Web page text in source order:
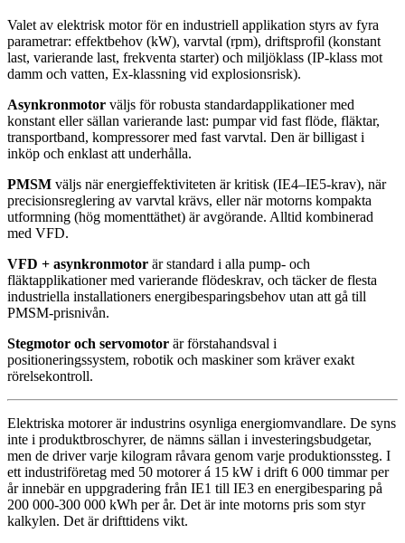
Valet av elektrisk motor för en industriell applikation styrs av fyra
parametrar: effektbehov (kW), varvtal (rpm), driftsprofil (konstant
last, varierande last, frekventa starter) och miljöklass (IP-klass mot
damm och vatten, Ex-klassning vid explosionsrisk).
Asynkronmotor väljs för robusta standardapplikationer med
konstant eller sällan varierande last: pumpar vid fast flöde, fläktar,
transportband, kompressorer med fast varvtal. Den är billigast i
inköp och enklast att underhålla.
PMSM väljs när energieffektiviteten är kritisk (IE4–IE5-krav), när
precisionsreglering av varvtal krävs, eller när motorns kompakta
utformning (hög momenttäthet) är avgörande. Alltid kombinerad
med VFD.
VFD + asynkronmotor är standard i alla pump- och
fläktapplikationer med varierande flödeskrav, och täcker de flesta
industriella installationers energibesparingsbehov utan att gå till
PMSM-prisnivån.
Stegmotor och servomotor är förstahandsval i
positioneringssystem, robotik och maskiner som kräver exakt
rörelsekontroll.
Elektriska motorer är industrins osynliga energiomvandlare. De syns
inte i produktbroschyrer, de nämns sällan i investeringsbudgetar,
men de driver varje kilogram råvara genom varje produktionssteg. I
ett industriföretag med 50 motorer á 15 kW i drift 6 000 timmar per
år innebär en uppgradering från IE1 till IE3 en energibesparing på
200 000-300 000 kWh per år. Det är inte motorns pris som styr
kalkylen. Det är drifttidens vikt.